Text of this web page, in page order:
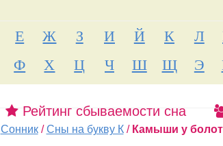
Е Ж З И Й К Л
Ф Х Ц Ч Ш Щ Э
Рейтинг сбываемости сна
Сонник /Сны на букву К / Камыши у